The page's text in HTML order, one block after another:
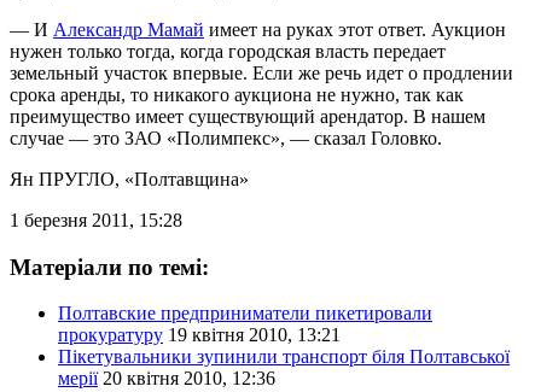
— И Александр Мамай имеет на руках этот ответ. Аукцион
нужен только тогда, когда городская власть передает
земельный участок впервые. Если же речь идет о продлении
срока аренды, то никакого аукциона не нужно, так как
преимущество имеет существующий арендатор. В нашем
случае — это ЗАО «Полимпекс», — сказал Головко.
Ян ПРУГЛО, «Полтавщина»
1 березня 2011, 15:28
Матеріали по темі:
Полтавские предприниматели пикетировали
прокуратуру 19 квітня 2010, 13:21
Пікетувальники зупинили транспорт біля Полтавської
мерії 20 квітня 2010, 12:36